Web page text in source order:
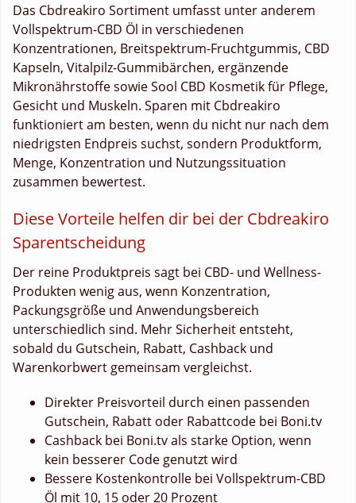
Das Cbdreakiro Sortiment umfasst unter anderem
Vollspektrum-CBD Öl in verschiedenen
Konzentrationen, Breitspektrum-Fruchtgummis, CBD
Kapseln, Vitalpilz-Gummibärchen, ergänzende
Mikronährstoffe sowie Sool CBD Kosmetik für Pflege,
Gesicht und Muskeln. Sparen mit Cbdreakiro
funktioniert am besten, wenn du nicht nur nach dem
niedrigsten Endpreis suchst, sondern Produktform,
Menge, Konzentration und Nutzungssituation
zusammen bewertest.
Diese Vorteile helfen dir bei der Cbdreakiro
Sparentscheidung
Der reine Produktpreis sagt bei CBD- und Wellness-
Produkten wenig aus, wenn Konzentration,
Packungsgröße und Anwendungsbereich
unterschiedlich sind. Mehr Sicherheit entsteht,
sobald du Gutschein, Rabatt, Cashback und
Warenkorbwert gemeinsam vergleichst.
Direkter Preisvorteil durch einen passenden
Gutschein, Rabatt oder Rabattcode bei Boni.tv
Cashback bei Boni.tv als starke Option, wenn
kein besserer Code genutzt wird
Bessere Kostenkontrolle bei Vollspektrum-CBD
Öl mit 10, 15 oder 20 Prozent